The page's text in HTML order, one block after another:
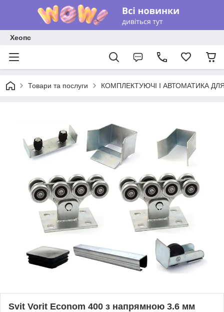
Хеопс
Товари та послуги КОМПЛЕКТУЮЧІ І АВТОМАТИКА
Svit Vorit Econom 400 з напрямною 3.6 мм